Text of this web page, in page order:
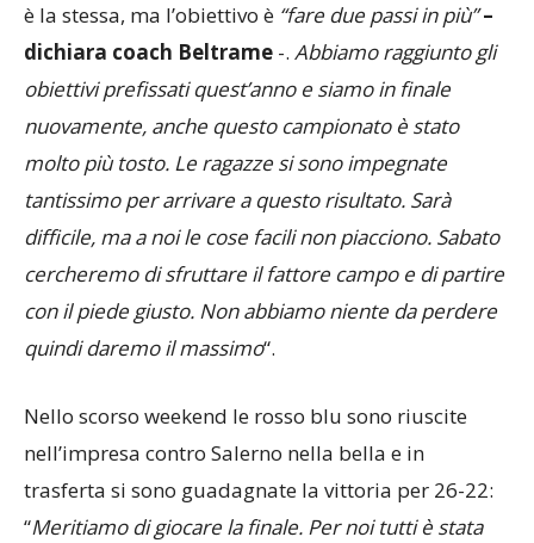
è la stessa, ma l’obiettivo è “fare due passi in più”–
dichiara coach Beltrame -. Abbiamo raggiunto gli
obiettivi prefissati quest’anno e siamo in finale
nuovamente, anche questo campionato è stato
molto più tosto. Le ragazze si sono impegnate
tantissimo per arrivare a questo risultato. Sarà
difficile, ma a noi le cose facili non piacciono. Sabato
cercheremo di sfruttare il fattore campo e di partire
con il piede giusto. Non abbiamo niente da perdere
quindi daremo il massimo“.
Nello scorso weekend le rosso blu sono riuscite
nell’impresa contro Salerno nella bella e in
trasferta si sono guadagnate la vittoria per 26-22:
“Meritiamo di giocare la finale. Per noi tutti è stata